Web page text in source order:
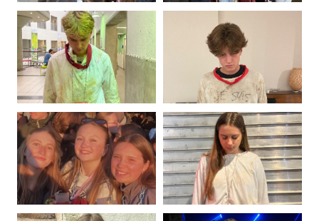
Photo
de
Juliette
Roussel
Photo
Photo
de
Maxence
Schreiber
Photo
de
Hugo
Serexhe
Photo
Photo